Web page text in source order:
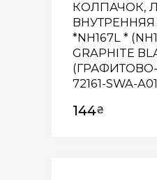
КОЛПАЧОК,
*NH167L *
GRAPHITE
72161-SWA-
144₴